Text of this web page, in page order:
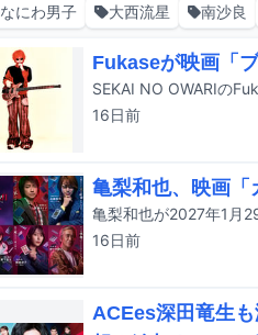
なにわ男子 大西流星 南沙良
Fukaseが映画「
SEKAI NO OWARIの
16日前
亀梨和也、映画「
16日前
ACEes深田竜生